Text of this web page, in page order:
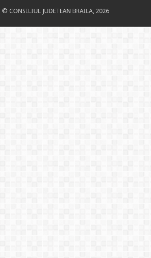
© CONSILIUL JUDETEAN BRAILA, 2026